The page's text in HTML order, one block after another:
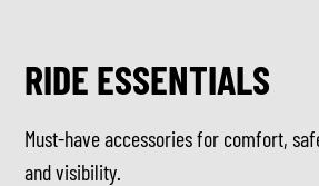
RIDE ESSENTIALS
Must-have accessories for comfort,
and visibility.